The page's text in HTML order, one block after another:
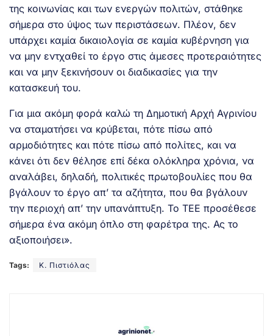
της κοινωνίας και των ενεργών πολιτών, στάθηκε
σήμερα στο ύψος των περιστάσεων. Πλέον, δεν
υπάρχει καμία δικαιολογία σε καμία κυβέρνηση για
να μην εντχαθεί το έργο στις άμεσες προτεραιότητες
και να μην ξεκινήσουν οι διαδικασίες για την
κατασκευή του.
Για μια ακόμη φορά καλώ τη Δημοτική Αρχή Αγρινίου
να σταματήσει να κρύβεται, πότε πίσω από
αρμοδιότητες και πότε πίσω από πολίτες, και να
κάνει ότι δεν θέλησε επί δέκα ολόκληρα χρόνια, να
αναλάβει, δηλαδή, πολιτικές πρωτοβουλίες που θα
βγάλουν το έργο απ’ τα αζήτητα, που θα βγάλουν
την περιοχή απ’ την υπανάπτυξη. Το ΤΕΕ προσέθεσε
σήμερα ένα ακόμη όπλο στη φαρέτρα της. Ας το
αξιοποιήσει».
Tags: Κ. Πιστιόλας